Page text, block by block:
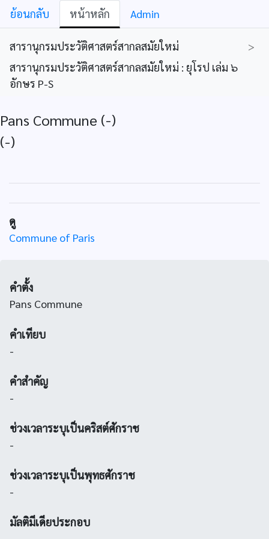
ย้อนกลับ หน้าหลัก Admin
สารานุกรมประวัติศาสตร์สากลสมัยใหม่
>
สารานุกรมประวัติศาสตร์สากลสมัยใหม่ : ยุโรป เล่ม ๖
อักษร P-S
Pans Commune (-)
(-)
ดู
Commune of Paris
คำตั้ง
Pans Commune
คำเทียบ
-
คำสำคัญ
-
ช่วงเวลาระบุเป็นคริสต์ศักราช
-
ช่วงเวลาระบุเป็นพุทธศักราช
-
มัลติมีเดียประกอบ